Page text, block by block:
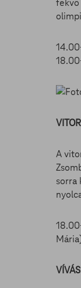
fekvő
A
sorra
VÍVÁS